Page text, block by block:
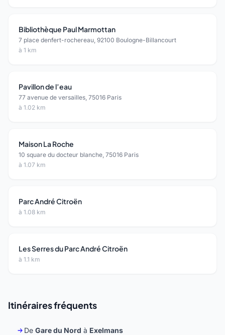
Bibliothèque Paul Marmottan
7 place denfert-rochereau, 92100 Boulogne-Billancourt
à 1 km
Pavillon de l’eau
77 avenue de versailles, 75016 Paris
à 1.02 km
Maison La Roche
10 square du docteur blanche, 75016 Paris
à 1.07 km
Parc André Citroën
à 1.08 km
Les Serres du Parc André Citroën
à 1.1 km
Itinéraires fréquents
De Gare du Nord à Exelmans